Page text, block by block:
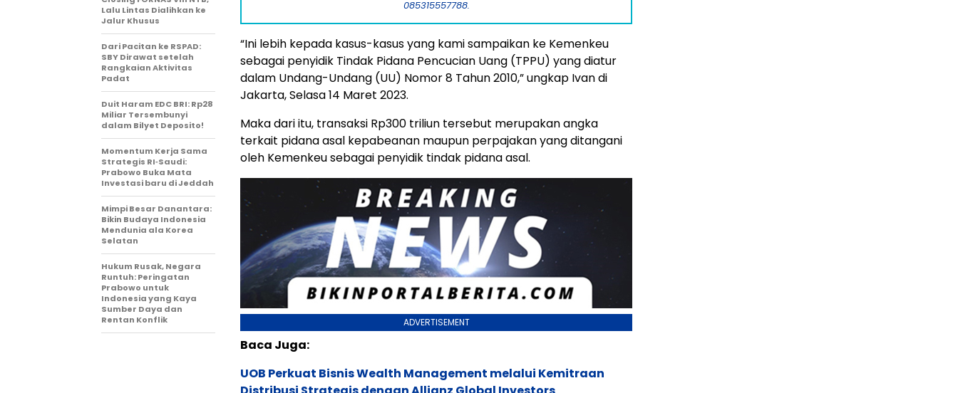
085315557788.
“Ini lebih kepada kasus-kasus yang kami sampaikan ke Kemenkeu
sebagai penyidik Tindak Pidana Pencucian Uang (TPPU) yang diatur
dalam Undang-Undang (UU) Nomor 8 Tahun 2010,” ungkap Ivan di
Jakarta, Selasa 14 Maret 2023.
Maka dari itu, transaksi Rp300 triliun tersebut merupakan angka
terkait pidana asal kepabeanan maupun perpajakan yang ditangani
oleh Kemenkeu sebagai penyidik tindak pidana asal.
ADVERTISEMENT
Baca Juga:
UOB Perkuat Bisnis Wealth Management melalui Kemitraan
Lalu Lintas Dialihkan ke
Jalur Khusus
Dari Pacitan ke RSPAD:
SBY Dirawat setelah
Rangkaian Aktivitas
Padat
Duit Haram EDC BRI: Rp28
Miliar Tersembunyi
dalam Bilyet Deposito!
Momentum Kerja Sama
Strategis RI‑Saudi:
Prabowo Buka Mata
Investasi baru di Jeddah
Mimpi Besar Danantara:
Bikin Budaya Indonesia
Mendunia ala Korea
Selatan
Hukum Rusak, Negara
Runtuh: Peringatan
Prabowo untuk
Indonesia yang Kaya
Sumber Daya dan
Rentan Konflik